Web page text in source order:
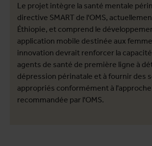
Le projet intègre la santé mentale
directive SMART de l'OMS,
Éthiopie, et comprend le
application mobile destinée aux
innovation devrait renforcer la
agents de santé de première ligne à
dépression périnatale et à fournir des
appropriés conformément à
recommandée par l'OMS.